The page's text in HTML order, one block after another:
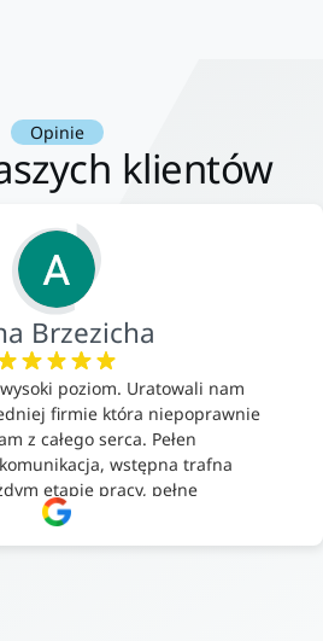
Opinie
klientów
Brzezicha
poziom. Uratowali nam
firmie która niepoprawnie
z całego serca. Pełen
wstępna trafna
etapie pracy, pełne
i znający się na rzeczy.
wysokim poziomie, rzetelna. Bardzo